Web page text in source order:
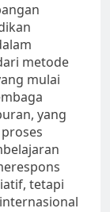
metode
mulai
yang
tetapi